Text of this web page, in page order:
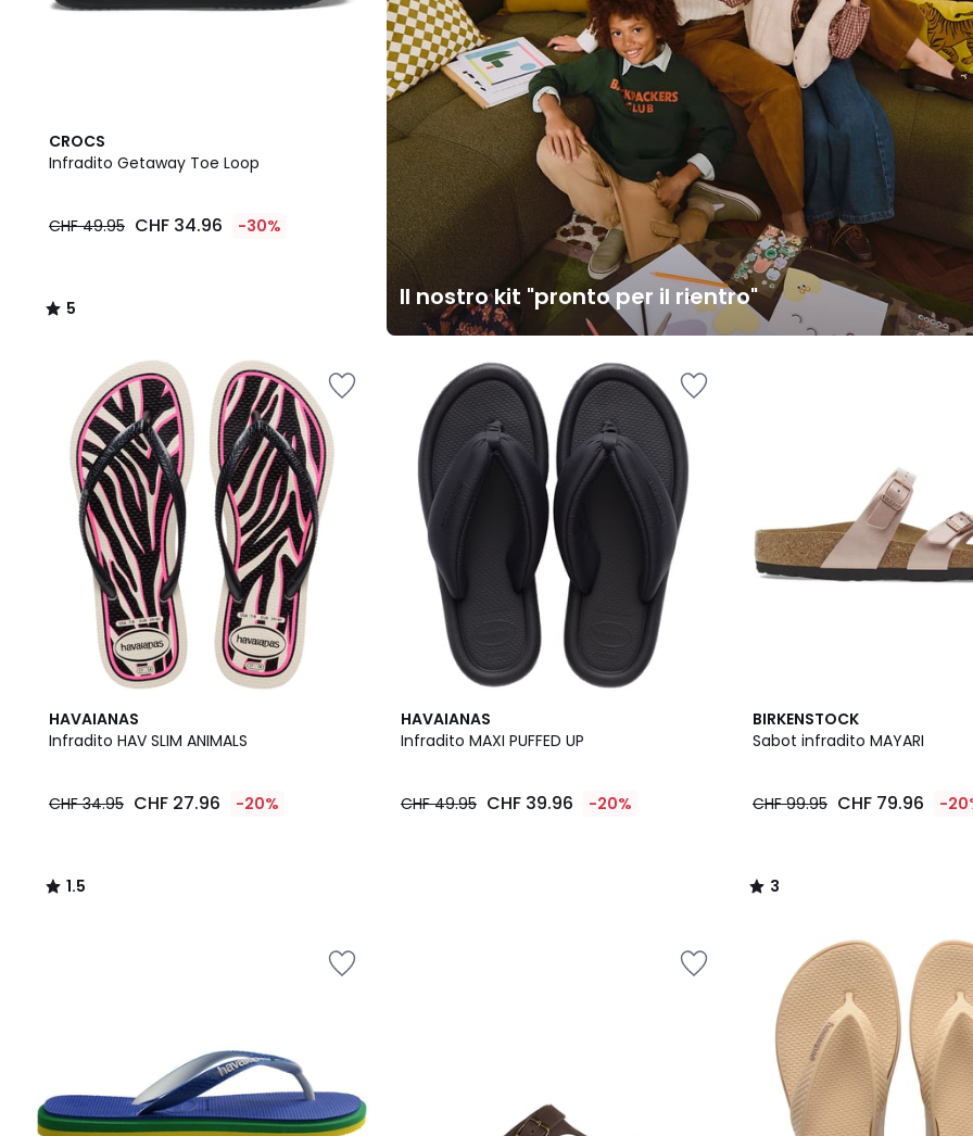
CROCS
Infradito Getaway Toe Loop
CHF 49.95 CHF 34.96 -30%
5
/
5
/
Il nostro kit "pronto per il rientro"
HAVAIANAS
Infradito HAV SLIM ANIMALS
CHF 34.95 CHF 27.96 -20%
1.5
/
1.5
/
HAVAIANAS
Infradito MAXI PUFFED UP
CHF 49.95 CHF 39.96 -20%
BIRKENSTOCK
Sabot infradito MAYARI
CHF 99.95 CHF 79.96 -
3
/
3
/